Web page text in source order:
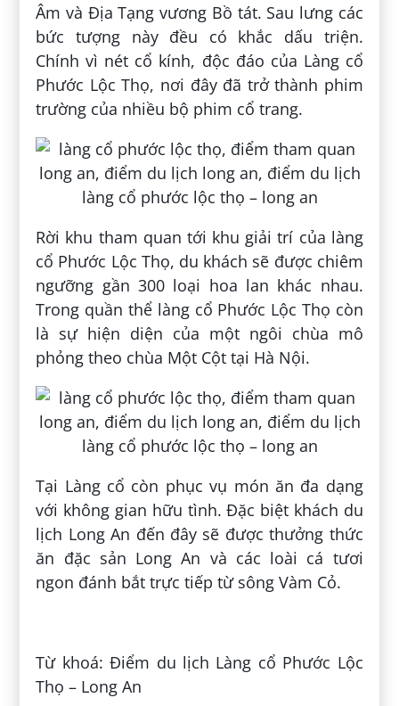
Âm và Địa Tạng vương Bồ tát. Sau lưng các
bức tượng này đều có khắc dấu triện.
Chính vì nét cổ kính, độc đáo của Làng cổ
Phước Lộc Thọ, nơi đây đã trở thành phim
trường của nhiều bộ phim cổ trang.
Rời khu tham quan tới khu giải trí của làng
cổ Phước Lộc Thọ, du khách sẽ được chiêm
ngưỡng gần 300 loại hoa lan khác nhau.
Trong quần thể làng cổ Phước Lộc Thọ còn
là sự hiện diện của một ngôi chùa mô
phỏng theo chùa Một Cột tại Hà Nội.
Tại Làng cổ còn phục vụ món ăn đa dạng
với không gian hữu tình. Đặc biệt khách du
lịch Long An đến đây sẽ được thưởng thức
ăn đặc sản Long An và các loài cá tươi
ngon đánh bắt trực tiếp từ sông Vàm Cỏ.
Từ khoá: Điểm du lịch Làng cổ Phước Lộc
Thọ – Long An